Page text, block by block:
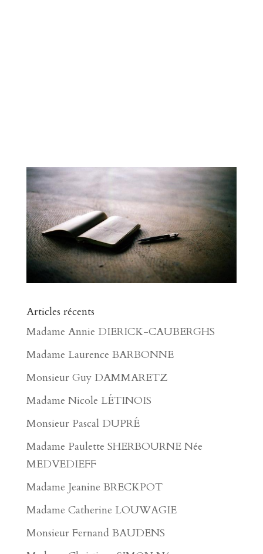
Articles récents
Madame Annie DIERICK-CAUBERGHS
Madame Laurence BARBONNE
Monsieur Guy DAMMARETZ
Madame Nicole LÉTINOIS
Monsieur Pascal DUPRÉ
Madame Paulette SHERBOURNE Née
MEDVEDIEFF
Madame Jeanine BRECKPOT
Madame Catherine LOUWAGIE
Monsieur Fernand BAUDENS